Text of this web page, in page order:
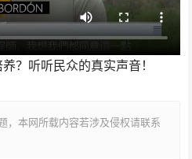
？听听民众的真实声音！
，本网所载内容若涉及侵权请联系